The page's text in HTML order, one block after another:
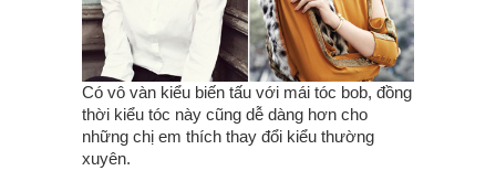
Có vô vàn kiểu biến tấu với mái tóc bob, đồng
thời kiểu tóc này cũng dễ dàng hơn cho
những chị em thích thay đổi kiểu thường
xuyên.